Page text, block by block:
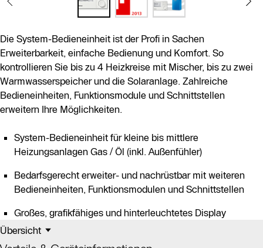
Die System-Bedieneinheit ist der Profi in Sachen
Erweiterbarkeit, einfache Bedienung und Komfort. So
kontrollieren Sie bis zu 4 Heizkreise mit Mischer, bis zu zwei
Warmwasserspeicher und die Solaranlage. Zahlreiche
Bedieneinheiten, Funktionsmodule und Schnittstellen
erweitern Ihre Möglichkeiten.
System-Bedieneinheit für kleine bis mittlere
Heizungsanlagen Gas / Öl (inkl. Außenfühler)
Bedarfsgerecht erweiter- und nachrüstbar mit weiteren
Bedieneinheiten, Funktionsmodulen und Schnittstellen
Großes, grafikfähiges und hinterleuchtetes Display
Übersicht